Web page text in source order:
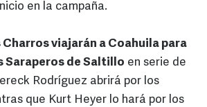
en la campaña.
Charros viajarán a Coahuila para
Saraperos de Saltillo en serie de
Rodríguez abrirá por los
que Kurt Heyer lo hará por los